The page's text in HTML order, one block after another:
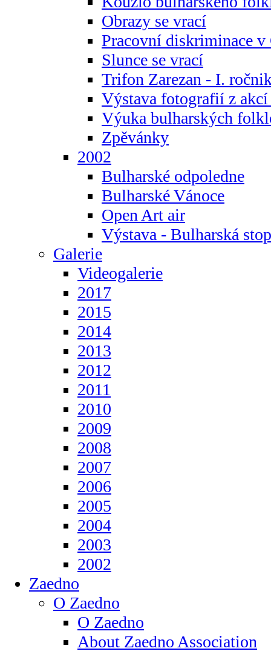
Obrazy se vrací
Pracovní diskriminace
Slunce se vrací
Trifon Zarezan - I.
Výstava fotografií z akcí
Výuka bulharských
Zpěvánky
2002
Bulharské odpoledne
Bulharské Vánoce
Open Art air
Výstava - Bulharská
Galerie
Videogalerie
2017
2015
2014
2013
2012
2011
2010
2009
2008
2007
2006
2005
2004
2003
2002
Zaedno
O Zaedno
O Zaedno
About Zaedno Association